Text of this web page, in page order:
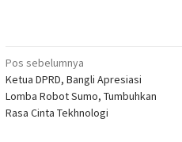
Navigasi
pos
Pos sebelumnya
Ketua DPRD, Bangli Apresiasi
Lomba Robot Sumo, Tumbuhkan
Rasa Cinta Tekhnologi